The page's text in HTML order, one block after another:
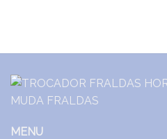
MENU